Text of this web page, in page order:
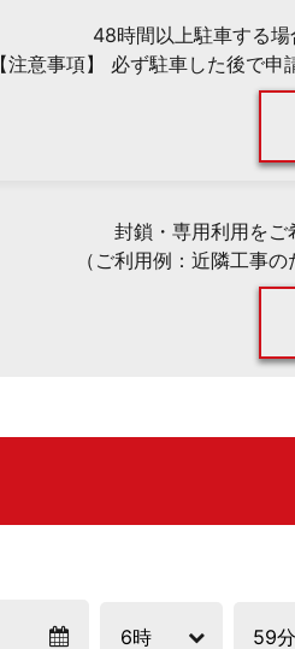
48時間以上駐車する
【注意事項】 必ず駐車した後で
封鎖・専用利用を
（ご利用例：近隣工事